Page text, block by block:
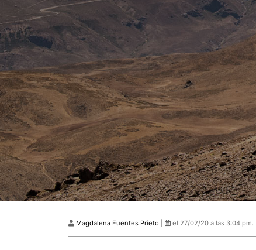
Magdalena Fuentes Prieto el 27/02/20 a las 3:04 pm. |